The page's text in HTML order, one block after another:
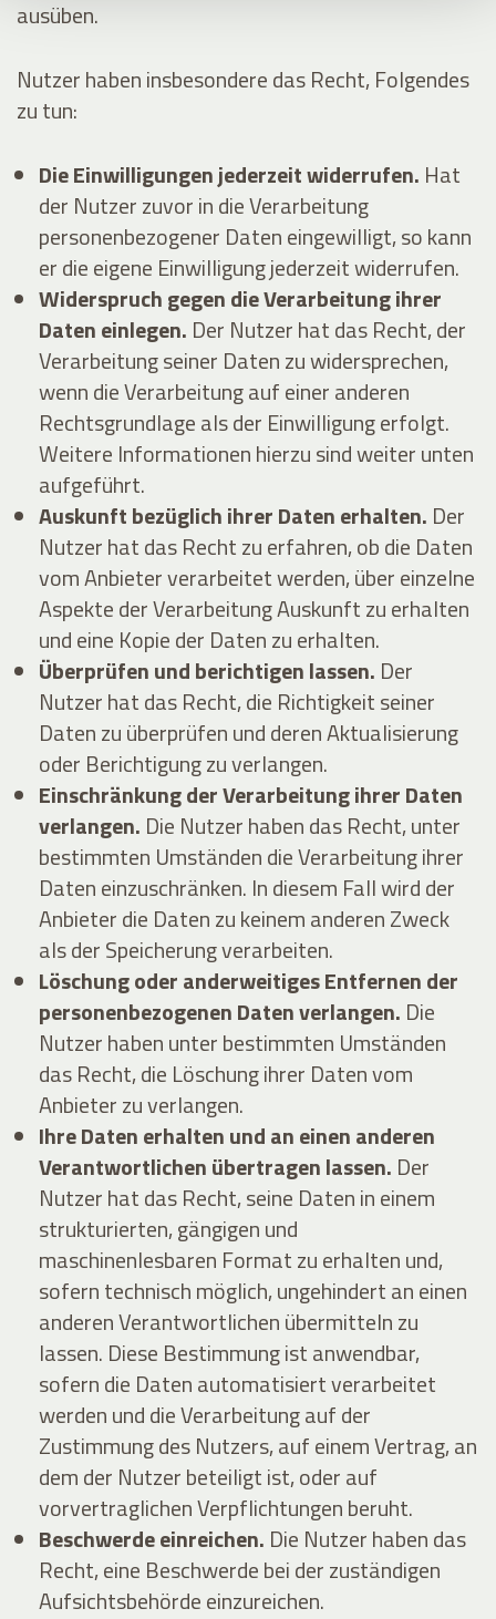
ausüben.
Nutzer haben insbesondere das Recht, Folgendes
zu tun:
Die Einwilligungen jederzeit widerrufen. Hat
der Nutzer zuvor in die Verarbeitung
personenbezogener Daten eingewilligt, so kann
er die eigene Einwilligung jederzeit widerrufen.
Widerspruch gegen die Verarbeitung ihrer
Daten einlegen. Der Nutzer hat das Recht, der
Verarbeitung seiner Daten zu widersprechen,
wenn die Verarbeitung auf einer anderen
Rechtsgrundlage als der Einwilligung erfolgt.
Weitere Informationen hierzu sind weiter unten
aufgeführt.
Auskunft bezüglich ihrer Daten erhalten. Der
Nutzer hat das Recht zu erfahren, ob die Daten
vom Anbieter verarbeitet werden, über einzelne
Aspekte der Verarbeitung Auskunft zu erhalten
und eine Kopie der Daten zu erhalten.
Überprüfen und berichtigen lassen. Der
Nutzer hat das Recht, die Richtigkeit seiner
Daten zu überprüfen und deren Aktualisierung
oder Berichtigung zu verlangen.
Einschränkung der Verarbeitung ihrer Daten
verlangen. Die Nutzer haben das Recht, unter
bestimmten Umständen die Verarbeitung ihrer
Daten einzuschränken. In diesem Fall wird der
Anbieter die Daten zu keinem anderen Zweck
als der Speicherung verarbeiten.
Löschung oder anderweitiges Entfernen der
personenbezogenen Daten verlangen. Die
Nutzer haben unter bestimmten Umständen
das Recht, die Löschung ihrer Daten vom
Anbieter zu verlangen.
Ihre Daten erhalten und an einen anderen
Verantwortlichen übertragen lassen. Der
Nutzer hat das Recht, seine Daten in einem
strukturierten, gängigen und
maschinenlesbaren Format zu erhalten und,
sofern technisch möglich, ungehindert an einen
anderen Verantwortlichen übermitteln zu
lassen. Diese Bestimmung ist anwendbar,
sofern die Daten automatisiert verarbeitet
werden und die Verarbeitung auf der
Zustimmung des Nutzers, auf einem Vertrag, an
dem der Nutzer beteiligt ist, oder auf
vorvertraglichen Verpflichtungen beruht.
Beschwerde einreichen. Die Nutzer haben das
Recht, eine Beschwerde bei der zuständigen
Aufsichtsbehörde einzureichen.